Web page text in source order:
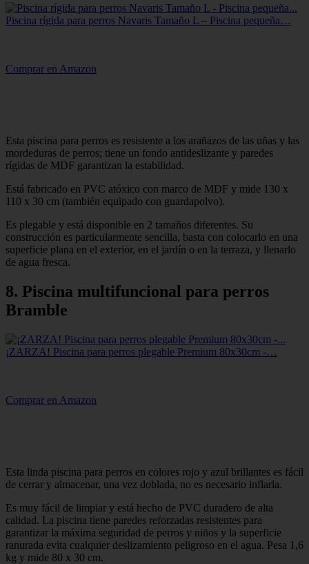
Piscina rígida para perros Navaris Tamaño L – Piscina pequeña…
Comprar en Amazon
Esta piscina para perros es resistente a los arañazos de las uñas y las
mordeduras de perros; tiene un fondo antideslizante y paredes
rígidas de MDF garantizan la estabilidad.
Está fabricado en PVC atóxico con marco de MDF y mide 130 x
110 x 30 cm (también equipado con guardapolvo).
Es plegable y está disponible en 2 tamaños diferentes. Su
construcción es particularmente sencilla, basta con colocarlo en una
superficie plana en el exterior, en el jardín o en la terraza, y llenarlo
de agua fresca.
8. Piscina multifuncional para perros
Bramble
¡ZARZA! Piscina para perros plegable Premium 80x30cm -…
Comprar en Amazon
Esta linda piscina para perros en colores rojo y azul brillantes es fácil
de cerrar y almacenar, una vez doblada, no es necesario inflarla.
Es muy fácil de limpiar y está hecho de PVC duradero de alta
calidad. La piscina tiene paredes reforzadas resistentes para
garantizar la máxima seguridad de perros y niños y la superficie
ranurada evita cualquier deslizamiento peligroso en el agua. Pesa 1,6
kg y mide 80 x 30 cm.